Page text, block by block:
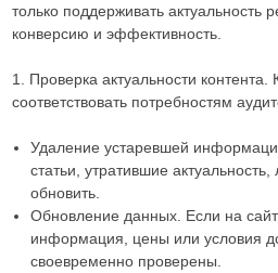
только поддерживать актуальность
конверсию и эффективность.
1. Проверка актуальности контента.
соответствовать потребностям
Удаление устаревшей
статьи, утратившие
обновить.
Обновление данных. Если на
информация, цены или условия
своевременно проверены.